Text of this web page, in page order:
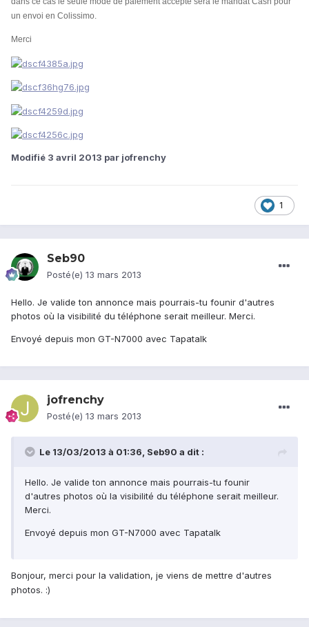
un envoi en Colissimo.
Merci
Modifié 3 avril 2013 par jofrenchy
1
Seb90
Posté(e) 13 mars 2013
Hello. Je valide ton annonce mais pourrais-tu founir d'autres
photos où la visibilité du téléphone serait meilleur. Merci.
Envoyé depuis mon GT-N7000 avec Tapatalk
jofrenchy
Posté(e) 13 mars 2013
Le 13/03/2013 à 01:36, Seb90 a dit :
Hello. Je valide ton annonce mais pourrais-tu founir
d'autres photos où la visibilité du téléphone serait meilleur.
Merci.
Envoyé depuis mon GT-N7000 avec Tapatalk
Bonjour, merci pour la validation, je viens de mettre d'autres
photos. :)